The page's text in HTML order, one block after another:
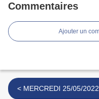
Commentaires
Ajouter un
< MERCREDI 25/05/2022.